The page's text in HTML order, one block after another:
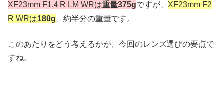
XF23mm F1.4 R LM WRは重量375gですが、 XF23mm F2
R WRは180g 、約半分の重量です。
このあたりをどう考えるかが、今回のレンズ選びの要点で
すね。